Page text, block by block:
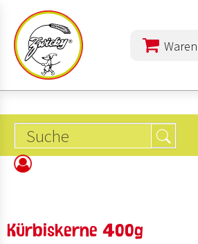
PRODUKTE
UNTERNEHMEN
ERNÄHRUNG
Kürbiskerne 400g